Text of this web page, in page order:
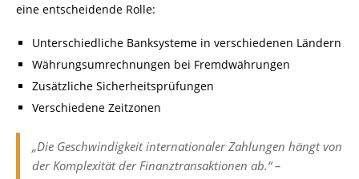
eine entscheidende Rolle:
Unterschiedliche Banksysteme in verschiedenen Ländern
Währungsumrechnungen bei Fremdwährungen
Zusätzliche Sicherheitsprüfungen
Verschiedene Zeitzonen
„Die Geschwindigkeit internationaler Zahlungen hängt von
der Komplexität der Finanztransaktionen ab.“ –